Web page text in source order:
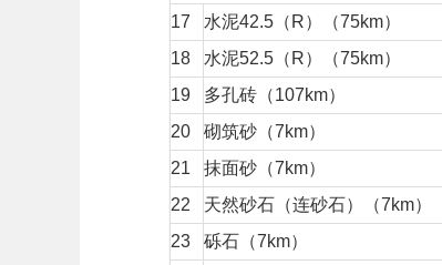
17
水泥42.5（R）（75km）
18
水泥52.5（R）（75km）
19
多孔砖（107km）
20
砌筑砂（7km）
21
抹面砂（7km）
22
天然砂石（连砂石）（7km）
23
砾石（7km）